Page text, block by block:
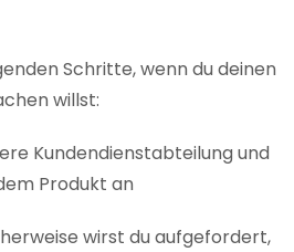
Schritte, wenn du deinen
willst:
Kundendienstabteilung und
Produkt an
wirst du aufgefordert,